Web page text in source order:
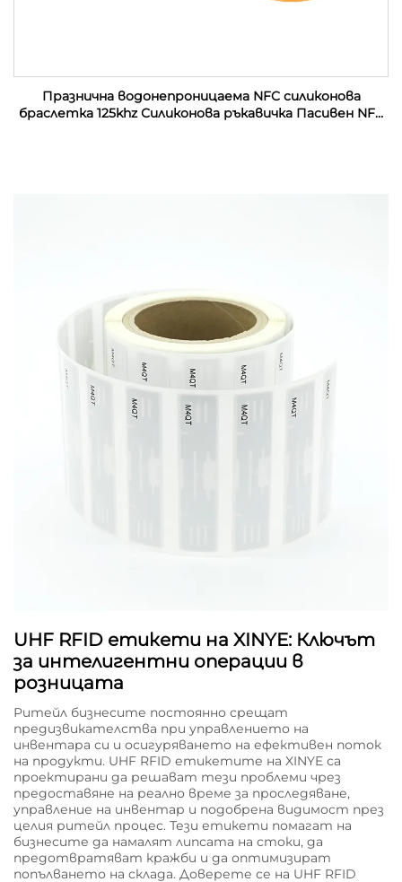
Празнична водонепроницаема NFC силиконова
браслетка 125khz Силиконова ръкавичка Пасивен NFC
UHF RFID етикети на XINYE: Ключът
за интелигентни операции в
розницата
Ритейл бизнесите постоянно срещат
предизвикателства при управлението на
инвентара си и осигуряването на ефективен поток
на продукти. UHF RFID етикетите на XINYE са
проектирани да решават тези проблеми чрез
предоставяне на реално време за проследяване,
управление на инвентар и подобрена видимост през
целия ритейл процес. Тези етикети помагат на
бизнесите да намалят липсата на стоки, да
предотвратяват кражби и да оптимизират
попълването на склада. Доверете се на UHF RFID